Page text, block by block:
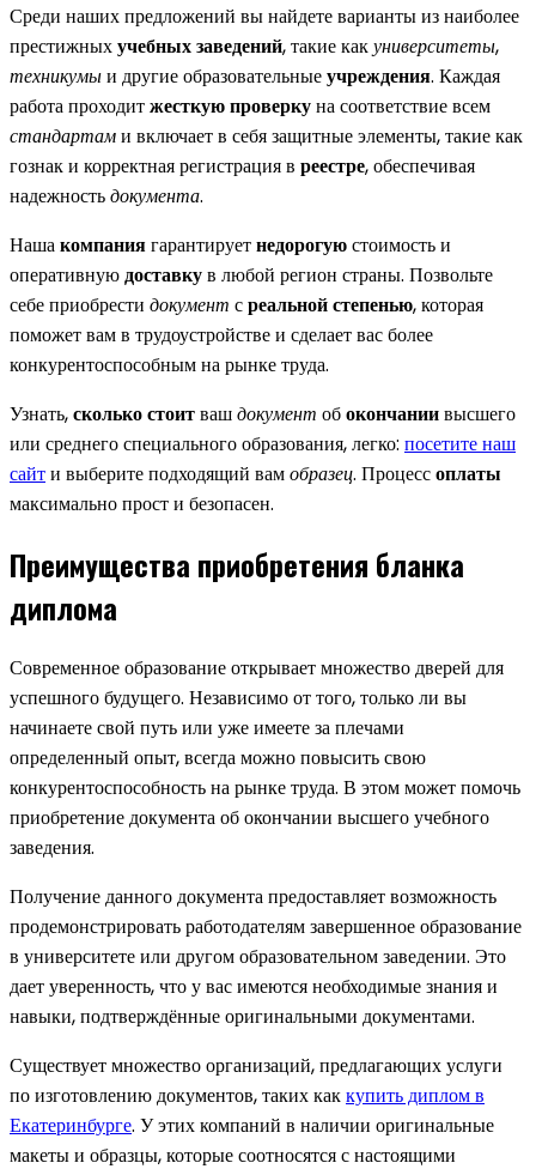
Среди наших предложений вы найдете варианты из наиболее
престижныхучебных заведений, такие какуниверситеты,
техникумыи другие образовательныеучреждения. Каждая
работа проходитжесткую проверкуна соответствие всем
стандартами включает в себя защитные элементы, такие как
гознак и корректная регистрация в реестре, обеспечивая
надежностьдокумента.
Нашакомпаниягарантируетнедорогуюстоимость и
оперативнуюдоставкув любой регион страны. Позвольте
себе приобрести документ среальной степенью, которая
поможет вам в трудоустройстве и сделает вас более
конкурентоспособным на рынке труда.
Узнать,сколько стоитвашдокумент обокончаниивысшего
или среднего специального образования, легко: посетите наш
сайти выберите подходящий вамобразец. Процессоплаты
максимально прост и безопасен.
Преимущества приобретения бланка
диплома
Современное образование открывает множество дверей для
успешного будущего. Независимо от того, только ли вы
начинаете свой путь или уже имеете за плечами
определенный опыт, всегда можно повысить свою
конкурентоспособность на рынке труда. В этом может помочь
приобретение документа об окончании высшего учебного
заведения.
Получение данного документа предоставляет возможность
продемонстрировать работодателям завершенное образование
в университете или другом образовательном заведении. Это
дает уверенность, что у вас имеются необходимые знания и
навыки, подтверждённые оригинальными документами.
Существует множество организаций, предлагающих услуги
по изготовлению документов, таких каккупить диплом в
Екатеринбурге. У этих компаний в наличии оригинальные
макеты и образцы, которые соотносятся с настоящими